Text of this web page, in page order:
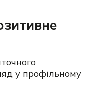
у профільному